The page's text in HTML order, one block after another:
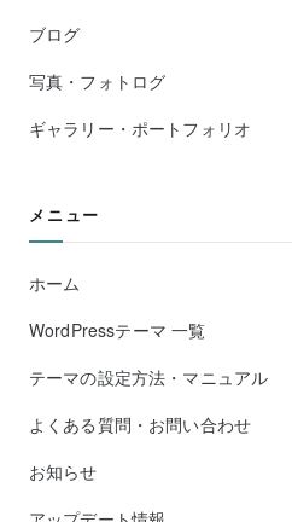
ブログ
写真・フォトログ
ギャラリー・ポートフォリオ
メニュー
ホーム
WordPressテーマ 一覧
テーマの設定方法・マニュアル
よくある質問・お問い合わせ
お知らせ